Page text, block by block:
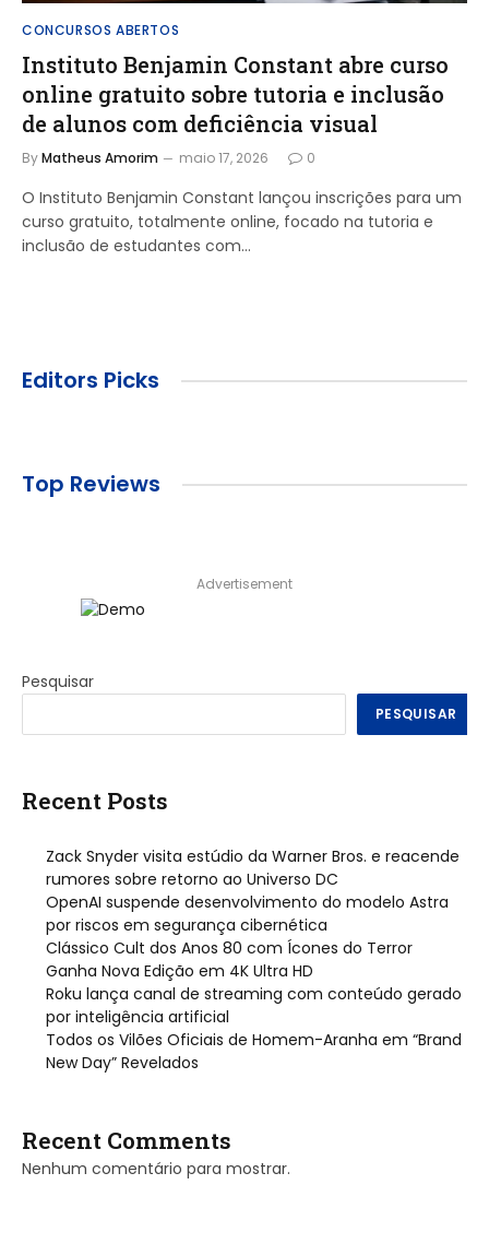
CONCURSOS ABERTOS
Instituto Benjamin Constant abre curso
online gratuito sobre tutoria e inclusão
de alunos com deficiência visual
ByMatheus Amorim maio 17, 2026 0
O Instituto Benjamin Constant lançou inscrições para um
curso gratuito, totalmente online, focado na tutoria e
inclusão de estudantes com…
Editors Picks
Top Reviews
Advertisement
Pesquisar
PESQUISAR
Recent Posts
Zack Snyder visita estúdio da Warner Bros. e reacende
rumores sobre retorno ao Universo DC
OpenAI suspende desenvolvimento do modelo Astra
por riscos em segurança cibernética
Clássico Cult dos Anos 80 com Ícones do Terror
Ganha Nova Edição em 4K Ultra HD
Roku lança canal de streaming com conteúdo gerado
por inteligência artificial
Todos os Vilões Oficiais de Homem-Aranha em “Brand
New Day” Revelados
Recent Comments
Nenhum comentário para mostrar.